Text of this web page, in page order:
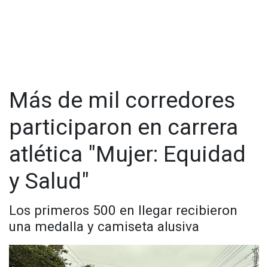
Más de mil corredores
participaron en carrera
atlética "Mujer: Equidad
y Salud"
Los primeros 500 en llegar recibieron
una medalla y camiseta alusiva